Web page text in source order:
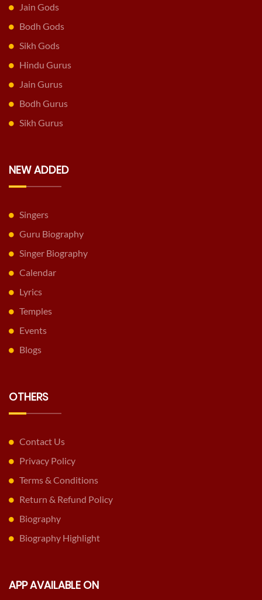
Jain Gods
Bodh Gods
Sikh Gods
Hindu Gurus
Jain Gurus
Bodh Gurus
Sikh Gurus
NEW ADDED
Singers
Guru Biography
Singer Biography
Calendar
Lyrics
Temples
Events
Blogs
OTHERS
Contact Us
Privacy Policy
Terms & Conditions
Return & Refund Policy
Biography
Biography Highlight
APP AVAILABLE ON